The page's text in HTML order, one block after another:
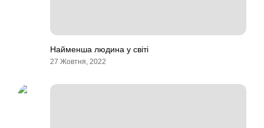
Найменша людина у світі
27 Жовтня, 2022